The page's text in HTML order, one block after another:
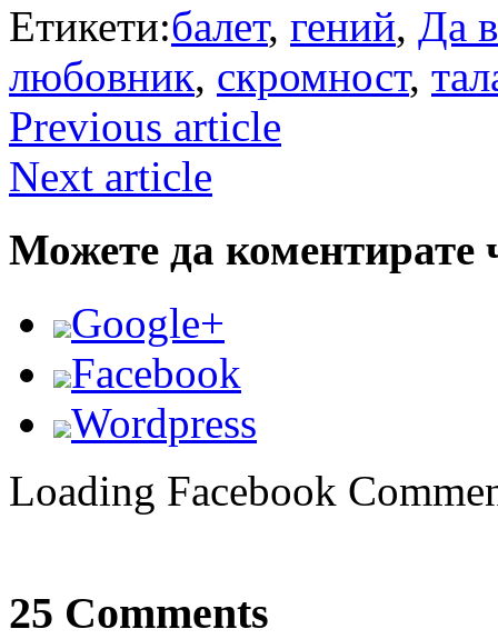
Етикети:балет, гений, Да
любовник, скромност,
Previous article
Next article
Можете да коментирате
Google+
Facebook
Wordpress
Loading Facebook
25 Comments